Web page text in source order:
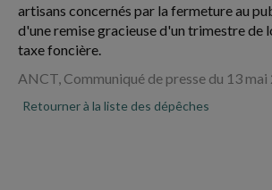
artisans concernés par la fermeture au
d'une remise gracieuse d'un trimestre de
taxe foncière.
ANCT, Communiqué de presse du 13
Retourner à la liste des dépêches